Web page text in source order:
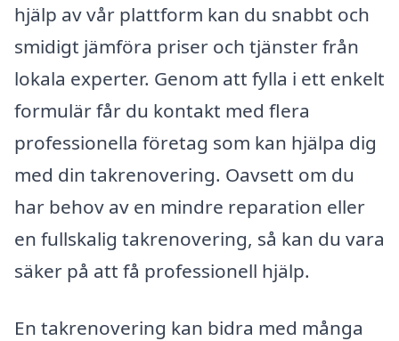
hjälp av vår plattform kan du snabbt och
smidigt jämföra priser och tjänster från
lokala experter. Genom att fylla i ett enkelt
formulär får du kontakt med flera
professionella företag som kan hjälpa dig
med din takrenovering. Oavsett om du
har behov av en mindre reparation eller
en fullskalig takrenovering, så kan du vara
säker på att få professionell hjälp.
En takrenovering kan bidra med många